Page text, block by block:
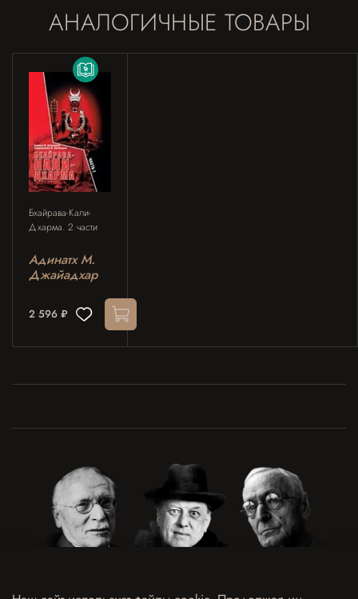
АНАЛОГИЧНЫЕ ТОВАРЫ
Бхайрава-Кали-
Дхарма. 2 части
Адинатх М.
Джайадхар
2 596 ₽